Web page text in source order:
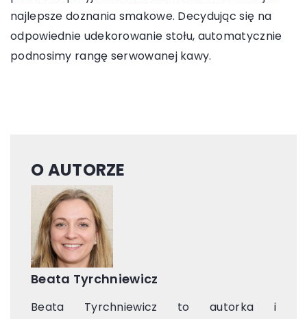
najlepsze doznania smakowe. Decydując się na
odpowiednie udekorowanie stołu, automatycznie
podnosimy rangę serwowanej kawy.
O AUTORZE
Beata Tyrchniewicz
Beata Tyrchniewicz to autorka i